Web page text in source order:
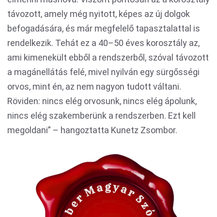
távozott, amely még nyitott, képes az új dolgok
befogadására, és már megfelelő tapasztalattal is
rendelkezik. Tehát ez a 40–50 éves korosztály az,
ami kimenekült ebből a rendszerből, szóval távozott
a magánellátás felé, mivel nyilván egy sürgősségi
orvos, mint én, az nem nagyon tudott váltani.
Röviden: nincs elég orvosunk, nincs elég ápolunk,
nincs elég szakemberünk a rendszerben. Ezt kell
megoldani” – hangoztatta Kunetz Zsombor.